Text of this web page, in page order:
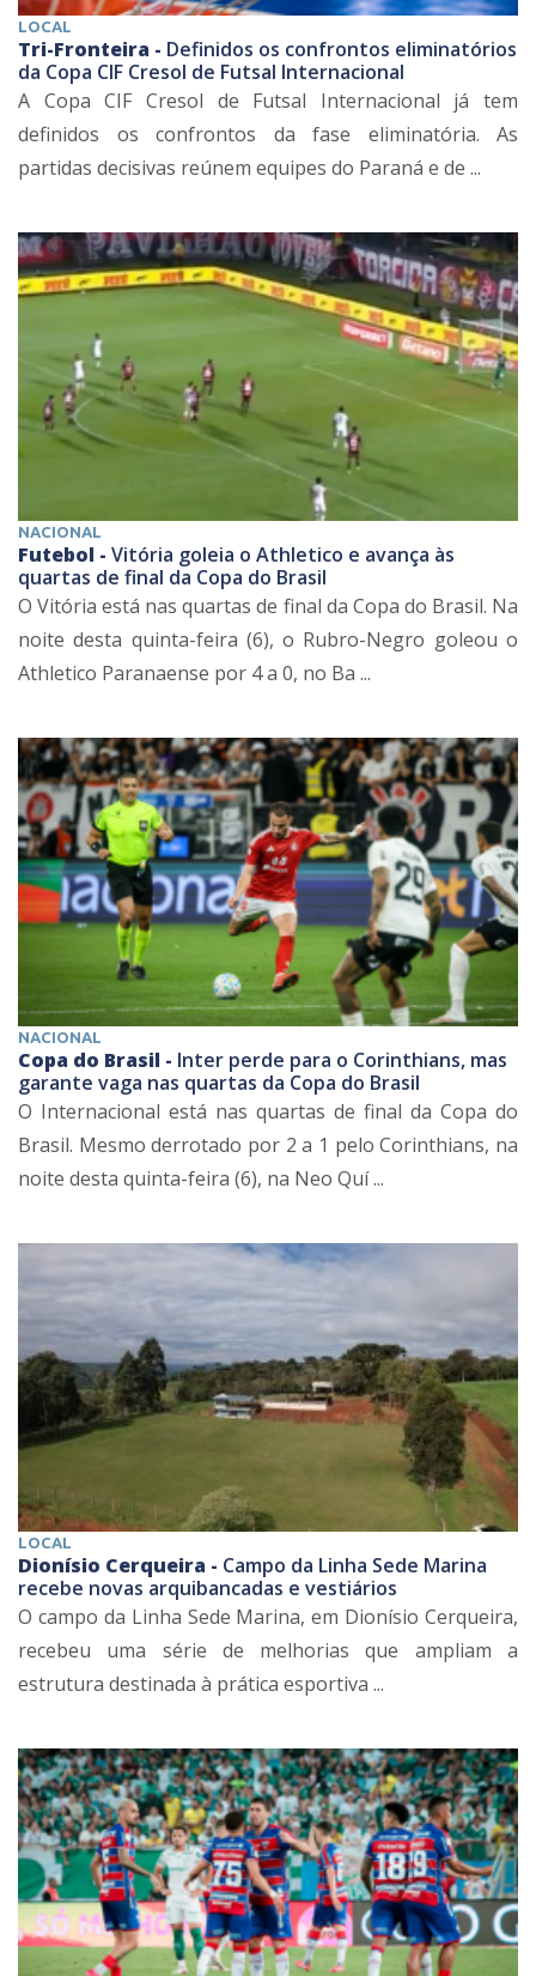
LOCAL
Tri-Fronteira - Definidos os confrontos eliminatórios
da Copa CIF Cresol de Futsal Internacional
A Copa CIF Cresol de Futsal Internacional já tem
definidos os confrontos da fase eliminatória. As
partidas decisivas reúnem equipes do Paraná e de ...
NACIONAL
Futebol - Vitória goleia o Athletico e avança às
quartas de final da Copa do Brasil
O Vitória está nas quartas de final da Copa do Brasil. Na
noite desta quinta-feira (6), o Rubro-Negro goleou o
Athletico Paranaense por 4 a 0, no Ba ...
NACIONAL
Copa do Brasil - Inter perde para o Corinthians, mas
garante vaga nas quartas da Copa do Brasil
O Internacional está nas quartas de final da Copa do
Brasil. Mesmo derrotado por 2 a 1 pelo Corinthians, na
noite desta quinta-feira (6), na Neo Quí ...
LOCAL
Dionísio Cerqueira - Campo da Linha Sede Marina
recebe novas arquibancadas e vestiários
O campo da Linha Sede Marina, em Dionísio Cerqueira,
recebeu uma série de melhorias que ampliam a
estrutura destinada à prática esportiva ...